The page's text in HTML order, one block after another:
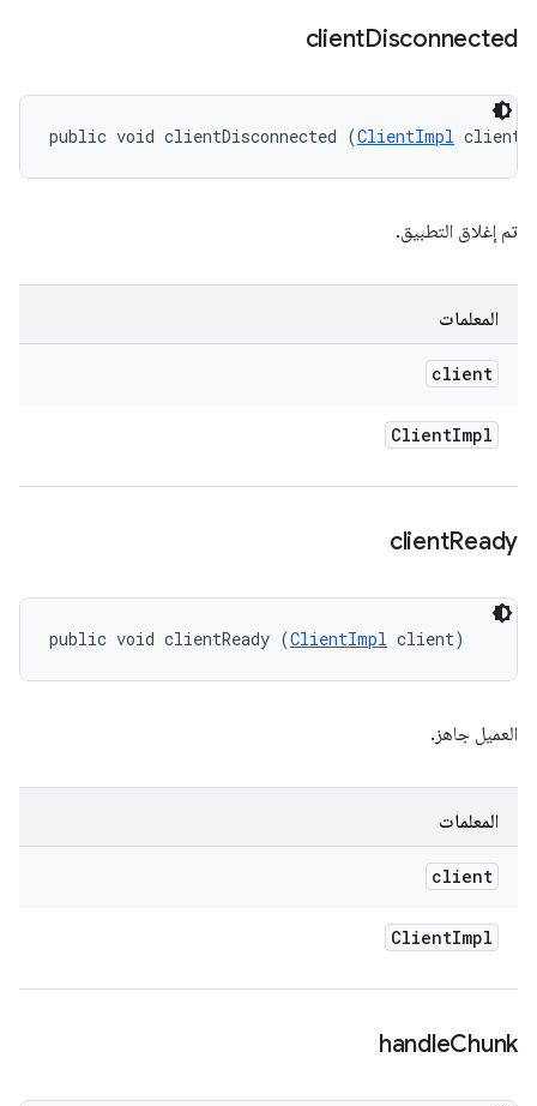
clientDisconnected
public void clientDisconnected (ClientImpl client)
تم إغلاق التطبيق.
المعلمات
client
ClientImpl
clientReady
public void clientReady (ClientImpl client)
العميل جاهز.
المعلمات
client
ClientImpl
handleChunk